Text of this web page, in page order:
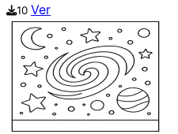
10 Ver